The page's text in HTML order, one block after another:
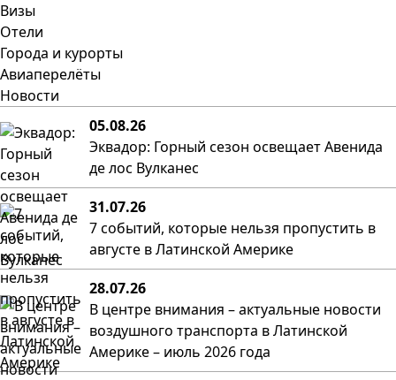
Визы
Отели
Города и курорты
Авиаперелёты
Новости
05.08.26
Эквадор: Горный сезон освещает Авенида
де лос Вулканес
31.07.26
7 событий, которые нельзя пропустить в
августе в Латинской Америке
28.07.26
В центре внимания – актуальные новости
воздушного транспорта в Латинской
Америке – июль 2026 года